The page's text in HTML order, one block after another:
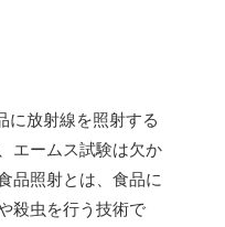
に放射線を照射する
エームス試験は欠か
品照射とは、食品に
殺虫を行う技術で